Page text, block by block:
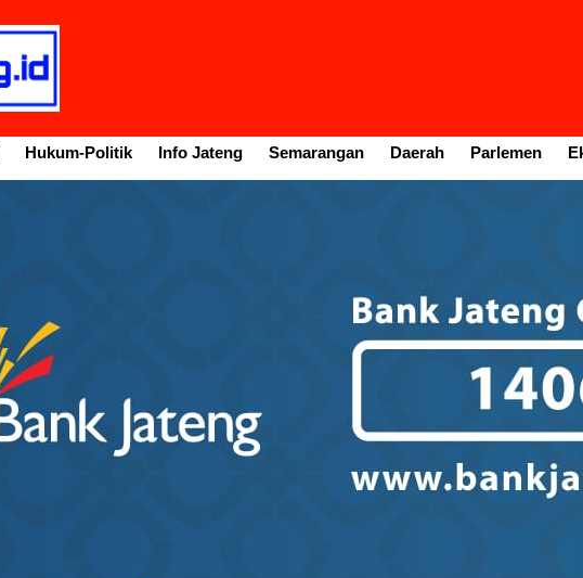
Hukum-Politik Info Jateng Semarangan Daerah Parlemen